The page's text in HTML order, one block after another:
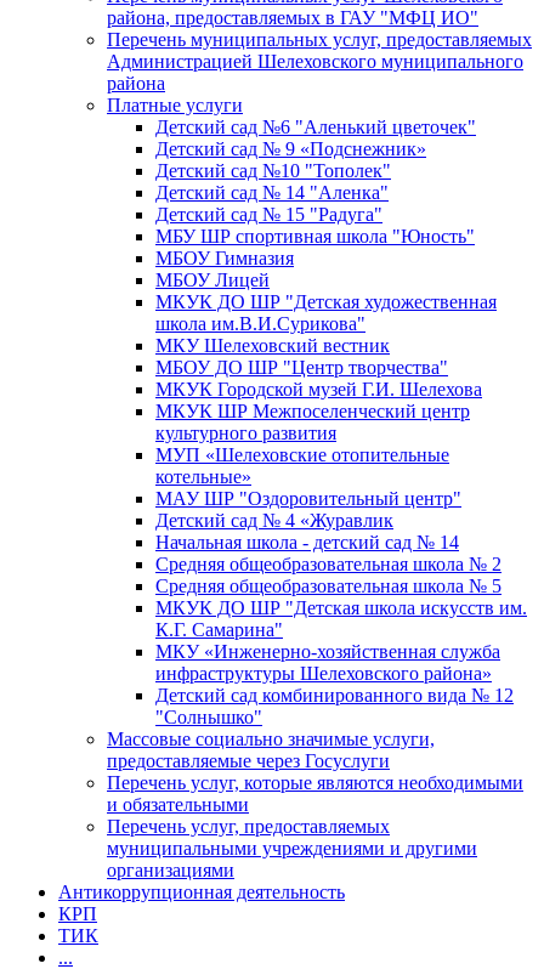
района, предоставляемых в ГАУ "МФЦ ИО"
Перечень муниципальных услуг, предоставляемых
Администрацией Шелеховского муниципального
района
Платные услуги
Детский сад №6 "Аленький цветочек"
Детский сад № 9 «Подснежник»
Детский сад №10 "Тополек"
Детский сад № 14 "Аленка"
Детский сад № 15 "Радуга"
МБУ ШР спортивная школа "Юность"
МБОУ Гимназия
МБОУ Лицей
МКУК ДО ШР "Детская художественная
школа им.В.И.Сурикова"
МКУ Шелеховский вестник
МБОУ ДО ШР "Центр творчества"
МКУК Городской музей Г.И. Шелехова
МКУК ШР Межпоселенческий центр
культурного развития
МУП «Шелеховские отопительные
котельные»
МАУ ШР "Оздоровительный центр"
Детский сад № 4 «Журавлик
Начальная школа - детский сад № 14
Средняя общеобразовательная школа № 2
Средняя общеобразовательная школа № 5
МКУК ДО ШР "Детская школа искусств им.
К.Г. Самарина"
МКУ «Инженерно-хозяйственная служба
инфраструктуры Шелеховского района»
Детский сад комбинированного вида № 12
"Солнышко"
Массовые социально значимые услуги,
предоставляемые через Госуслуги
Перечень услуг, которые являются необходимыми
и обязательными
Перечень услуг, предоставляемых
муниципальными учреждениями и другими
организациями
Антикоррупционная деятельность
КРП
ТИК
...